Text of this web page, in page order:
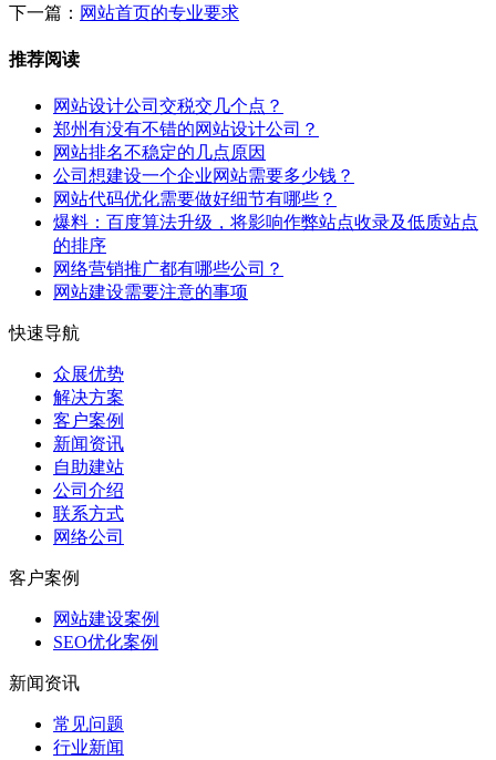
下一篇： 网站首页的专业要求
推荐阅读
网站设计公司交税交几个点？
郑州有没有不错的网站设计公司？
网站排名不稳定的几点原因
公司想建设一个企业网站需要多少钱？
网站代码优化需要做好细节有哪些？
爆料：百度算法升级，将影响作弊站点收录及低质站点
的排序
网络营销推广都有哪些公司？
网站建设需要注意的事项
快速导航
众展优势
解决方案
客户案例
新闻资讯
自助建站
公司介绍
联系方式
网络公司
客户案例
网站建设案例
SEO优化案例
新闻资讯
常见问题
行业新闻